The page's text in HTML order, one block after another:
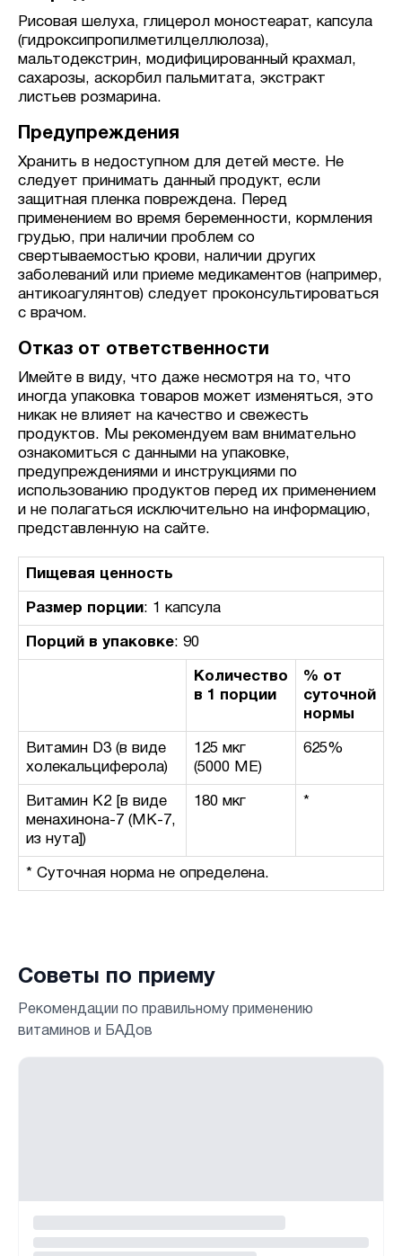
Рисовая шелуха, глицерол моностеарат, капсула
(гидроксипропилметилцеллюлоза),
мальтодекстрин, модифицированный крахмал,
сахарозы, аскорбил пальмитата, экстракт
листьев розмарина.
Предупреждения
Хранить в недоступном для детей месте. Не
следует принимать данный продукт, если
защитная пленка повреждена. Перед
применением во время беременности, кормления
грудью, при наличии проблем со
свертываемостью крови, наличии других
заболеваний или приеме медикаментов (например,
антикоагулянтов) следует проконсультироваться
с врачом.
Отказ от ответственности
Имейте в виду, что даже несмотря на то, что
иногда упаковка товаров может изменяться, это
никак не влияет на качество и свежесть
продуктов. Мы рекомендуем вам внимательно
ознакомиться с данными на упаковке,
предупреждениями и инструкциями по
использованию продуктов перед их применением
и не полагаться исключительно на информацию,
представленную на сайте.
Пищевая ценность
Размер порции: 1 капсула
Порций в упаковке: 90
Количество
в 1 порции
% от
суточной
нормы
Витамин D3 (в виде
холекальциферола)
125 мкг
(5000 МЕ)
625%
Витамин K2 [в виде
менахинона-7 (МК-7,
из нута])
180 мкг *
* Суточная норма не определена.
Советы по приему
Рекомендации по правильному применению
витаминов и БАДов